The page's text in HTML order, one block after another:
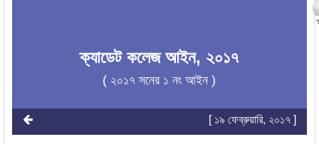
ক্যাডেট কলেজ আইন, ২০১৭
( ২০১৭ সনের ১ নং আইন )
[ ১৯ ফেব্রুয়ারি, ২০১৭ ]